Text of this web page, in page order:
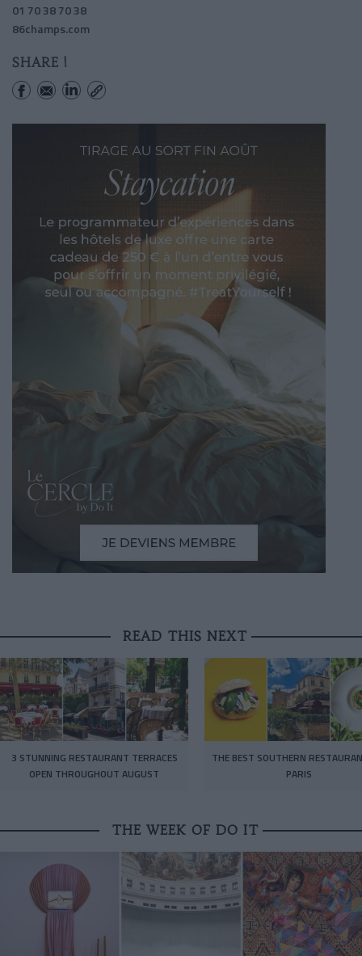
01 70 38 70 38
86champs.com
SHARE !
READ THIS NEXT
3 STUNNING RESTAURANT TERRACES
OPEN THROUGHOUT AUGUST
THE BEST SOUTHERN
PARIS
THE WEEK OF DO IT